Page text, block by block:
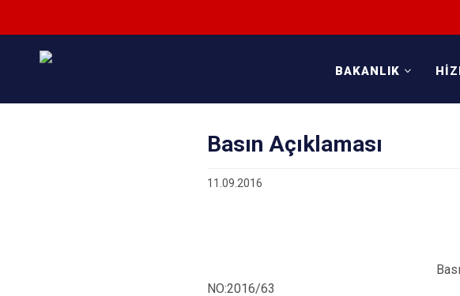
BAKANLIK
Basın Açıklaması
11.09.2016
NO:2016/63